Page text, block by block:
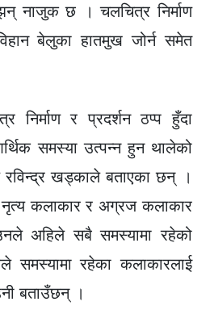
नाजुक छ । चलचित्र निर्माण
बेलुका हातमुख जोर्न समेत
निर्माण र प्रदर्शन ठप्प हुँदा
समस्या उत्पन्न हुन थालेको
खड्काले बताएका छन् ।
कलाकार र अग्रज कलाकार
अहिले सबै समस्यामा रहेको
समस्यामा रहेका कलाकारलाई
बताउँछन् ।